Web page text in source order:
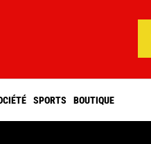
SPORTS BOUTIQUE